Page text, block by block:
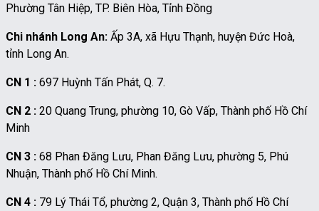
Phường Tân Hiệp, TP. Biên Hòa, Tỉnh Đồng
Chi nhánh Long An: Ấp 3A, xã Hựu Thạnh, huyện Đức Hoà,
tỉnh Long An.
CN 1 : 697 Huỳnh Tấn Phát, Q. 7.
CN 2 : 20 Quang Trung, phường 10, Gò Vấp, Thành phố Hồ Chí
Minh
CN 3 : 68 Phan Đăng Lưu, Phan Đăng Lưu, phường 5, Phú
Nhuận, Thành phố Hồ Chí Minh.
CN 4 : 79 Lý Thái Tổ, phường 2, Quận 3, Thành phố Hồ Chí